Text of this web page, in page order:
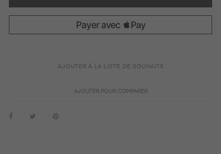
AJOUTER À LA LISTE DE SOUHAITS
AJOUTER POUR COMPARER